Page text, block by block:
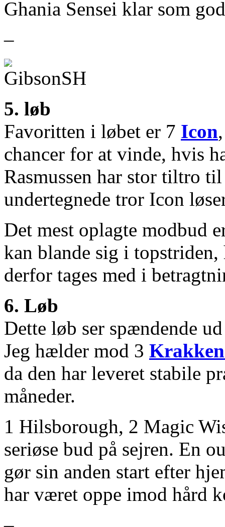
Ghania Sensei klar som
–
5. løb
Favoritten i løbet er 7 Icon
chancer for at vinde, hvis
Rasmussen har stor tiltro
undertegnede tror Icon
Det mest oplagte modbud
kan blande sig i
derfor tages med i
6. Løb
Dette løb ser spændende
Jeg hælder mod 3 Krakken
da den har leveret stabile
måneder.
1 Hilsborough, 2 Magic
seriøse bud på sejren. En
gør sin anden start efter
har været oppe imod hård